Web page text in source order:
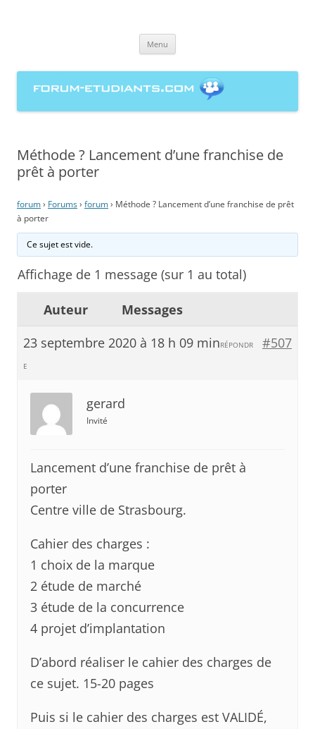
étudiante à la rédaction de
mémoires
Menu
Méthode ? Lancement d’une franchise de
prêt à porter
forum› Forums› forum› Méthode ? Lancement d’une franchise de prêt
à porter
Ce sujet est vide.
Affichage de 1 message (sur 1 au total)
Auteur
Messages
23 septembre 2020 à 18 h 09 min
#507
RÉPONDR
E
gerard
Invité
Lancement d’une franchise de prêt à
porter
Centre ville de Strasbourg.
Cahier des charges :
1 choix de la marque
2 étude de marché
3 étude de la concurrence
4 projet d’implantation
D’abord réaliser le cahier des charges de
ce sujet. 15-20 pages
Puis si le cahier des charges est VALIDÉ,